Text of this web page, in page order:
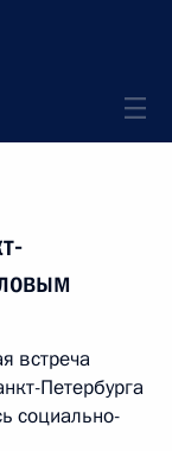
встреча
Петербурга
социально-